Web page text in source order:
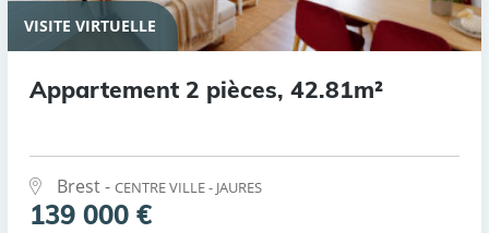
VISITE VIRTUELLE
Appartement 2 pièces, 42.81m²
Brest - CENTRE VILLE - JAURES
139 000 €